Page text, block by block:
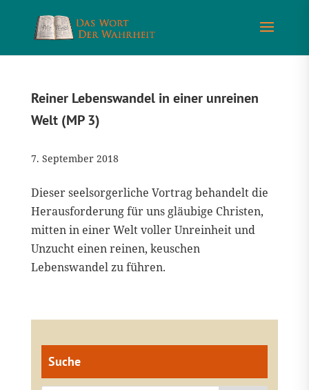
Reiner Lebenswandel in einer unreinen
Welt (MP 3)
7. September 2018
Dieser seelsorgerliche Vortrag behandelt die
Herausforderung für uns gläubige Christen,
mitten in einer Welt voller Unreinheit und
Unzucht einen reinen, keuschen
Lebenswandel zu führen.
Suche